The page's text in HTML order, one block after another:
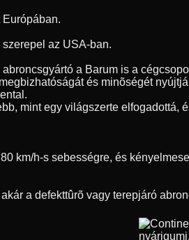
az USA-ban.
a Barum is a
és minõségét
mint egy világszerte elfogadottá,
km/h-s sebességre, és
a defekttûrõ vagy terepjáró